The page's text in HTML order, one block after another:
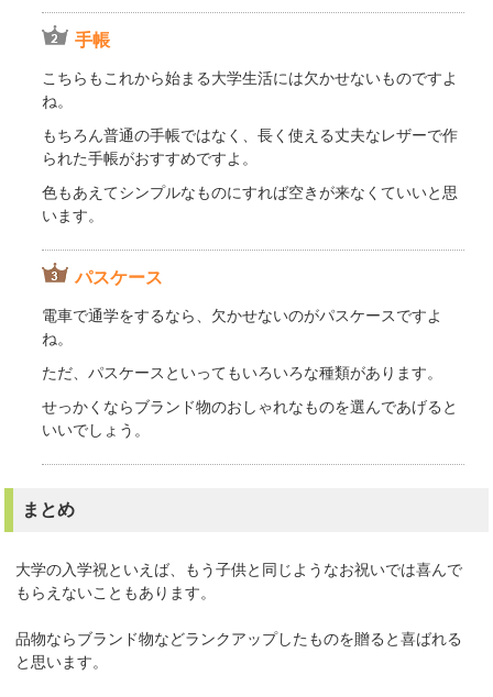
手帳
こちらもこれから始まる大学生活には欠かせないものですよ
ね。
もちろん普通の手帳ではなく、長く使える丈夫なレザーで作
られた手帳がおすすめですよ。
色もあえてシンプルなものにすれば空きが来なくていいと思
います。
パスケース
電車で通学をするなら、欠かせないのがパスケースですよ
ね。
ただ、パスケースといってもいろいろな種類があります。
せっかくならブランド物のおしゃれなものを選んであげると
いいでしょう。
まとめ
大学の入学祝といえば、もう子供と同じようなお祝いでは喜んで
もらえないこともあります。
品物ならブランド物などランクアップしたものを贈ると喜ばれる
と思います。